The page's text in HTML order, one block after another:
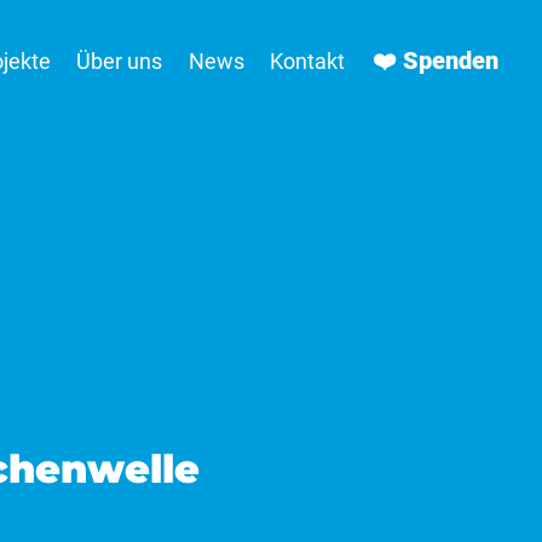
Über uns News Kontakt ❤️ Spenden